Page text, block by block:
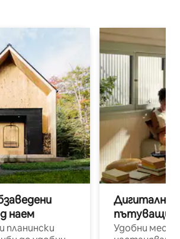
наем
планински
Дигитални
пътуващи
Удобни